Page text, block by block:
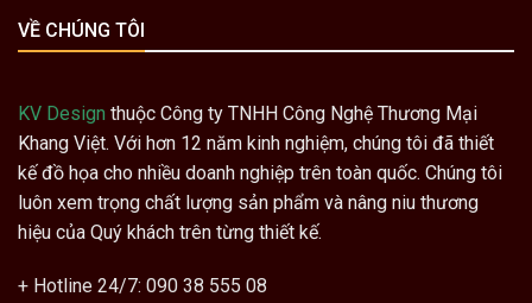
VỀ CHÚNG TÔI
KV Design thuộc Công ty TNHH Công Nghệ Thương Mại
Khang Việt. Với hơn 12 năm kinh nghiệm, chúng tôi đã thiết
kế đồ họa cho nhiều doanh nghiệp trên toàn quốc. Chúng tôi
luôn xem trọng chất lượng sản phẩm và nâng niu thương
hiệu của Quý khách trên từng thiết kế.
+ Hotline 24/7: 090 38 555 08